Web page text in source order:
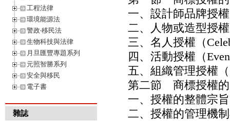
工程法律
環境能源法
警政‧移民法
生物科技與法律
月旦匯豐專題系列
元照智勝系列
安全與移民
電子書
雜誌
一、設計師品牌授權
二、人物或造型授權
三、名人授權（
四、活動授權（
五、組織管理授權（
第二節 商標授權的
一、授權的整體宗
二、授權的管理機